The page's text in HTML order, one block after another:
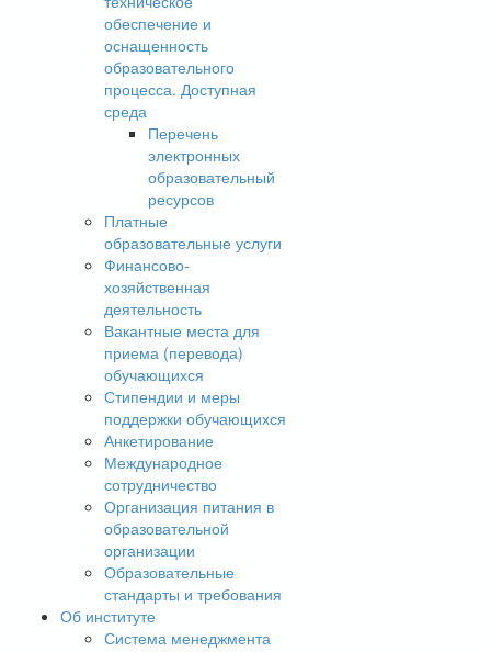
обеспечение и
оснащенность
образовательного
процесса. Доступная
среда
Перечень
электронных
образовательный
ресурсов
Платные
образовательные услуги
Финансово-
хозяйственная
деятельность
Вакантные места для
приема (перевода)
обучающихся
Стипендии и меры
поддержки обучающихся
Анкетирование
Международное
сотрудничество
Организация питания в
образовательной
организации
Образовательные
стандарты и требования
Об институте
Система менеджмента